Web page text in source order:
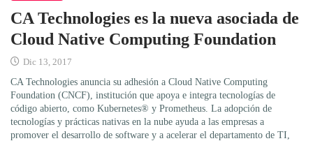
CA Technologies es la nueva asociada de
Cloud Native Computing Foundation
Dic 13, 2017
CA Technologies anuncia su adhesión a Cloud Native Computing
Foundation (CNCF), institución que apoya e integra tecnologías de
código abierto, como Kubernetes® y Prometheus. La adopción de
tecnologías y prácticas nativas en la nube ayuda a las empresas a
promover el desarrollo de software y a acelerar el departamento de TI,